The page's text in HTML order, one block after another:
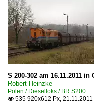
6 350 BR 350
Museen und
ZSR Museum
Unternehmen
MDC Zeleznice
S 200-302 am 16.11.2011 in
Robert Heinzke
Polen / Dieselloks / BR S200
 535 920x612 Px, 21.11.2011